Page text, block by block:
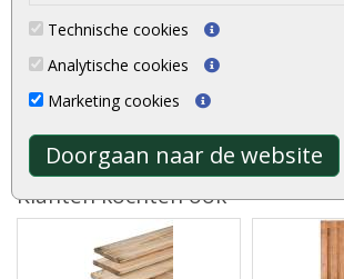
Technische cookies
Analytische cookies
Marketing cookies
Doorgaan naar de website
Beoordelingen
Er zijn geen beoordelingen voor dit product.
Geef beoordeling
Klanten kochten ook